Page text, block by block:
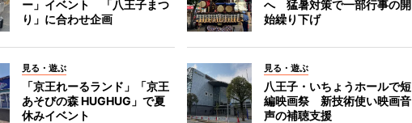
ー」イベント 「八王子まつ
り」に合わせ企画
へ 猛暑対策で一部行事の開
始繰り下げ
見る・遊ぶ
「京王れーるランド」「京王
あそびの森 HUGHUG」で夏
休みイベント
見る・遊ぶ
八王子・いちょうホールで短
編映画祭 新技術使い映画音
声の補聴支援